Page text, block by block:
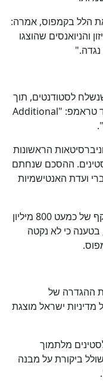
הלל בקמפוס, אמרה:
והניואנסים שהוצגו
לסטודנטים, תוך
הפניה לצו נשיאותי מ-29 בינואר של דונלד טראמפ: "Additional
הראשונות
ההסכם שנחתם
ועדת האנטישמיות
באפריל האחרון הוקפא מימון פדרלי בהיקף של כמעט 800 מיליון
בטענה כי לא נקטה
ההגדרה של
ישראל מוצגת
מלתמוך
ביקורת על מבנה